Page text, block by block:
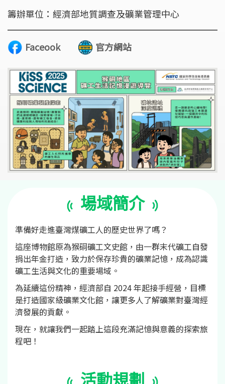
籌辦單位：經濟部地質調查及礦業管理中心
Faceook 官方網站
場域簡介
準備好走進臺灣煤礦工人的歷史世界了嗎？
這座博物館原為猴硐礦工文史館，由一群末代礦工自發
捐出年金打造，致力於保存珍貴的礦業記憶，成為認識
礦工生活與文化的重要場域。
為延續這份精神，經濟部自 2024 年起接手經營，目標
是打造國家級礦業文化館，讓更多人了解礦業對臺灣經
濟發展的貢獻。
現在，就讓我們一起踏上這段充滿記憶與意義的探索旅
程吧！